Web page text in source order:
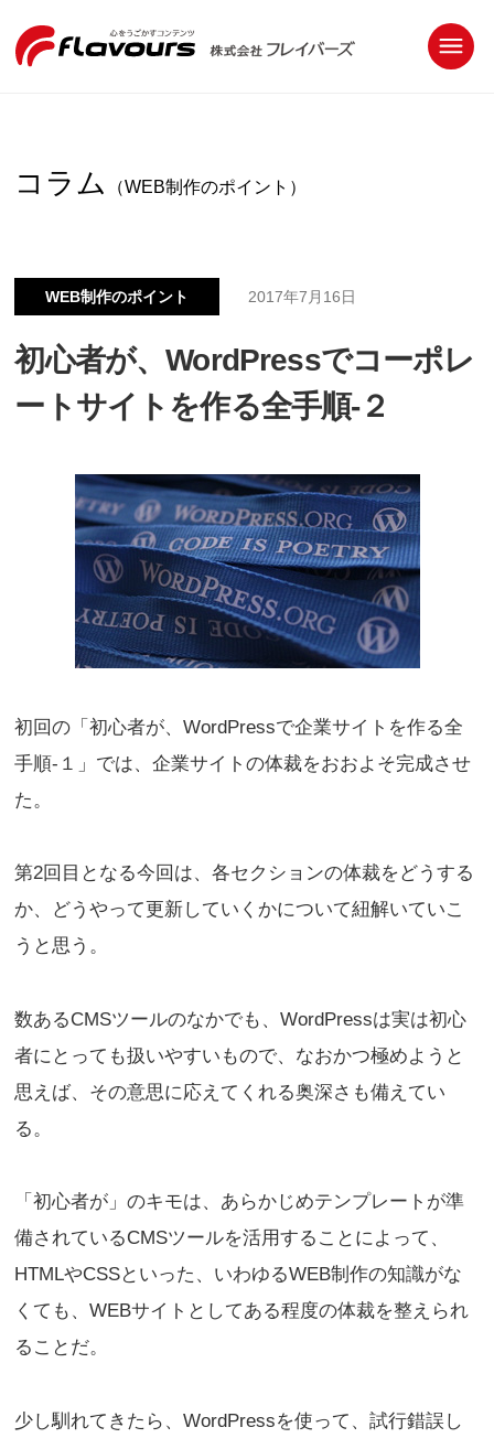
コラム （WEB制作のポイント）
WEB制作のポイント 2017年7月16日
初心者が、WordPressでコーポレ
ートサイトを作る全手順-２
初回の 「初心者が、WordPressで企業サイトを作る全
手順-１」 では、企業サイトの体裁をおおよそ完成させ
た。
第2回目となる今回は、各セクションの体裁をどうする
か、どうやって更新していくかについて紐解いていこ
うと思う。
数あるCMSツールのなかでも、WordPressは実は初心
者にとっても扱いやすいもので、なおかつ極めようと
思えば、その意思に応えてくれる奥深さも備えてい
る。
「初心者が」のキモは、あらかじめテンプレートが準
備されているCMSツールを活用することによって、
HTMLやCSSといった、いわゆるWEB制作の知識がな
くても、WEBサイトとしてある程度の体裁を整えられ
ることだ。
少し馴れてきたら、WordPressを使って、試行錯誤し